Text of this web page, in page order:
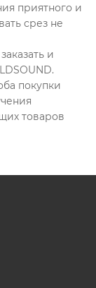
приятного и
срез не
и
покупки
товаров